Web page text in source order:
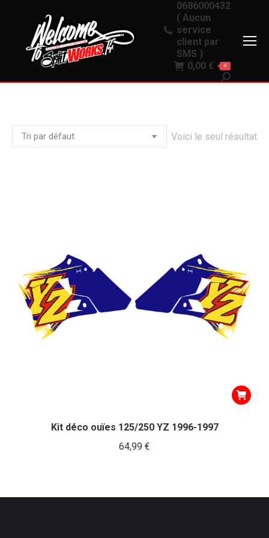
0686000432
( Aucun
service
client par
SMS )
0,00 € 0
Recherche
Voici le seul résultat
Kit déco ouïes 125/250 YZ 1996-1997
64,99 €